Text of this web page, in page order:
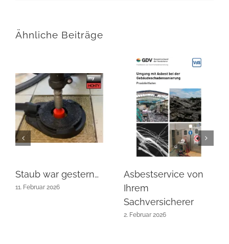
Ähnliche Beiträge
Staub war gestern…
11. Februar 2026
Asbestservice von
Ihrem
Sachversicherer
2. Februar 2026